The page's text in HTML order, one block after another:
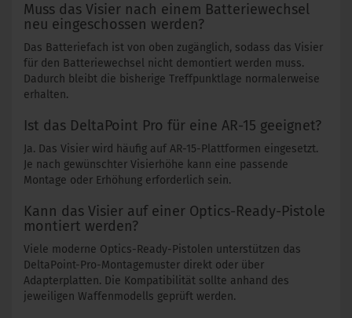
Muss das Visier nach einem Batteriewechsel
neu eingeschossen werden?
Das Batteriefach ist von oben zugänglich, sodass das Visier
für den Batteriewechsel nicht demontiert werden muss.
Dadurch bleibt die bisherige Treffpunktlage normalerweise
erhalten.
Ist das DeltaPoint Pro für eine AR-15 geeignet?
Ja. Das Visier wird häufig auf AR-15-Plattformen eingesetzt.
Je nach gewünschter Visierhöhe kann eine passende
Montage oder Erhöhung erforderlich sein.
Kann das Visier auf einer Optics-Ready-Pistole
montiert werden?
Viele moderne Optics-Ready-Pistolen unterstützen das
DeltaPoint-Pro-Montagemuster direkt oder über
Adapterplatten. Die Kompatibilität sollte anhand des
jeweiligen Waffenmodells geprüft werden.